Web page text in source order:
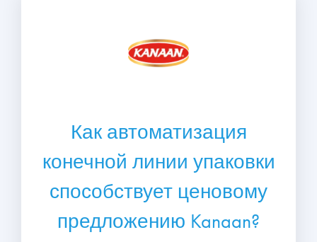
Как автоматизация
конечной линии упаковки
способствует ценовому
предложению Kanaan?